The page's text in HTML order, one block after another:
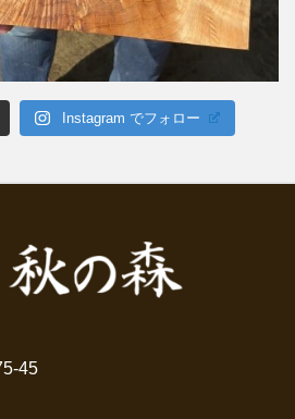
Instagram でフォロー
45